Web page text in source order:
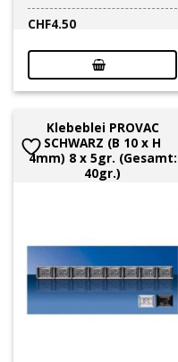
CHF4.50
Klebeblei PROVAC
SCHWARZ (B 10 x H
4mm) 8 x 5gr. (Gesamt:
40gr.)